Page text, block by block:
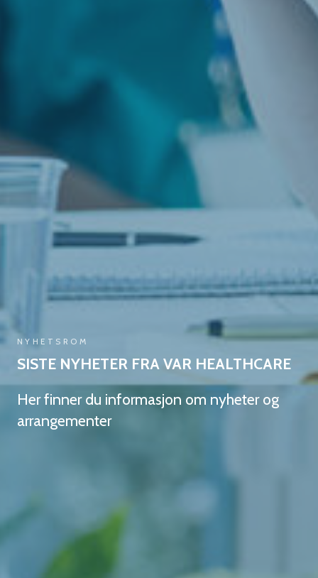
NYHETSROM
SISTE NYHETER FRA VAR HEALTHCARE
Her finner du informasjon om nyheter og
arrangementer